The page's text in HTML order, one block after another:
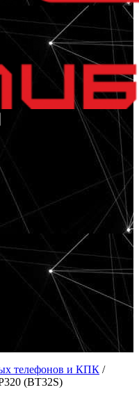
телефонов и КПК /
(BT32S)